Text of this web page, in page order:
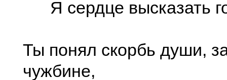
Я сердце высказать
Ты понял скорбь души,
чужбине,